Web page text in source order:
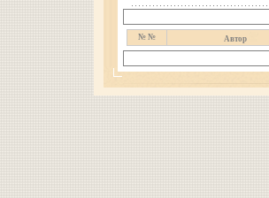
№ № Автор